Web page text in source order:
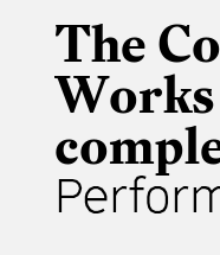
The